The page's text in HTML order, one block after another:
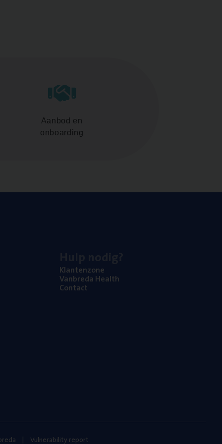
Aanbod en
onboarding
Klan­ten­zo­ne
Van­b­re­da Health
Con­tact
Vulnerability report